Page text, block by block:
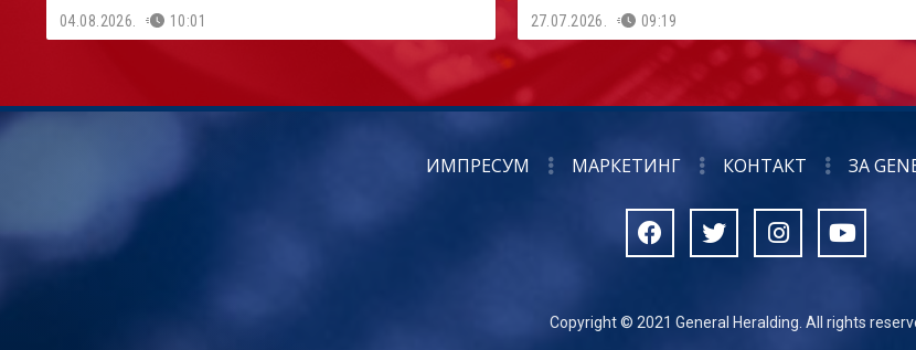
04.08.2026. 10:01 27.07.2026. 09:19
ИМПРЕСУМ МАРКЕТИНГ КОНТАКТ ЗА
Copyright © 2021 General Heralding. All rights